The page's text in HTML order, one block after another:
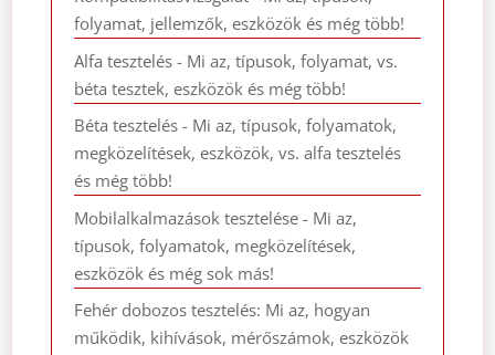
folyamat, jellemzők, eszközök és még több!
Alfa tesztelés - Mi az, típusok, folyamat, vs.
béta tesztek, eszközök és még több!
Béta tesztelés - Mi az, típusok, folyamatok,
megközelítések, eszközök, vs. alfa tesztelés
és még több!
Mobilalkalmazások tesztelése - Mi az,
típusok, folyamatok, megközelítések,
eszközök és még sok más!
Fehér dobozos tesztelés: Mi az, hogyan
működik, kihívások, mérőszámok, eszközök